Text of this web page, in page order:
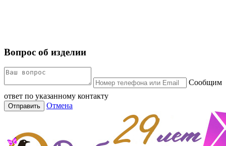
Вопрос об изделии
Сообщим
ответ по указанному контакту
Отправить Отмена